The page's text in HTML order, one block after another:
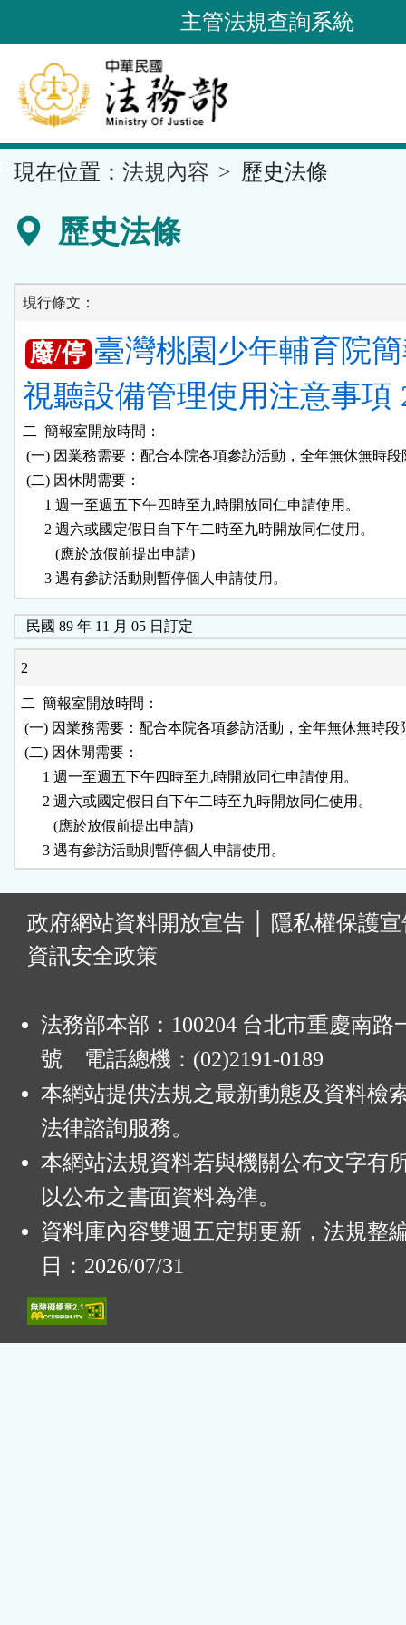
到
要
內
容
區
主管法規查詢系統
現在位置： 法規內容 歷史法條
歷史法條
現行條文：
廢/停 臺灣桃園少年輔育院
視聽設備管理使用注意事項
二  簡報室開放時間：
(一) 因業務需要：配合本院各項參訪活動，全年無休無時段
(二) 因休閒需要：
      1 週一至週五下午四時至九時開放同仁申請使用。
      2 週六或國定假日自下午二時至九時開放同仁使用。
         (應於放假前提出申請)
民國 89 年 11 月 05 日訂定
2
二  簡報室開放時間：
(一) 因業務需要：配合本院各項參訪活動，全年無休無時段
(二) 因休閒需要：
      1 週一至週五下午四時至九時開放同仁申請使用。
      2 週六或國定假日自下午二時至九時開放同仁使用。
         (應於放假前提出申請)
政府網站資料開放宣告
隱私權保護
資訊安全政策
法務部本部：100204 台北市重慶南路
號 電話總機：(02)2191-0189
本網站提供法規之最新動態及資料檢
法律諮詢服務。
本網站法規資料若與機關公布文字有
以公布之書面資料為準。
資料庫內容雙週五定期更新，法規整
日：2026/07/31